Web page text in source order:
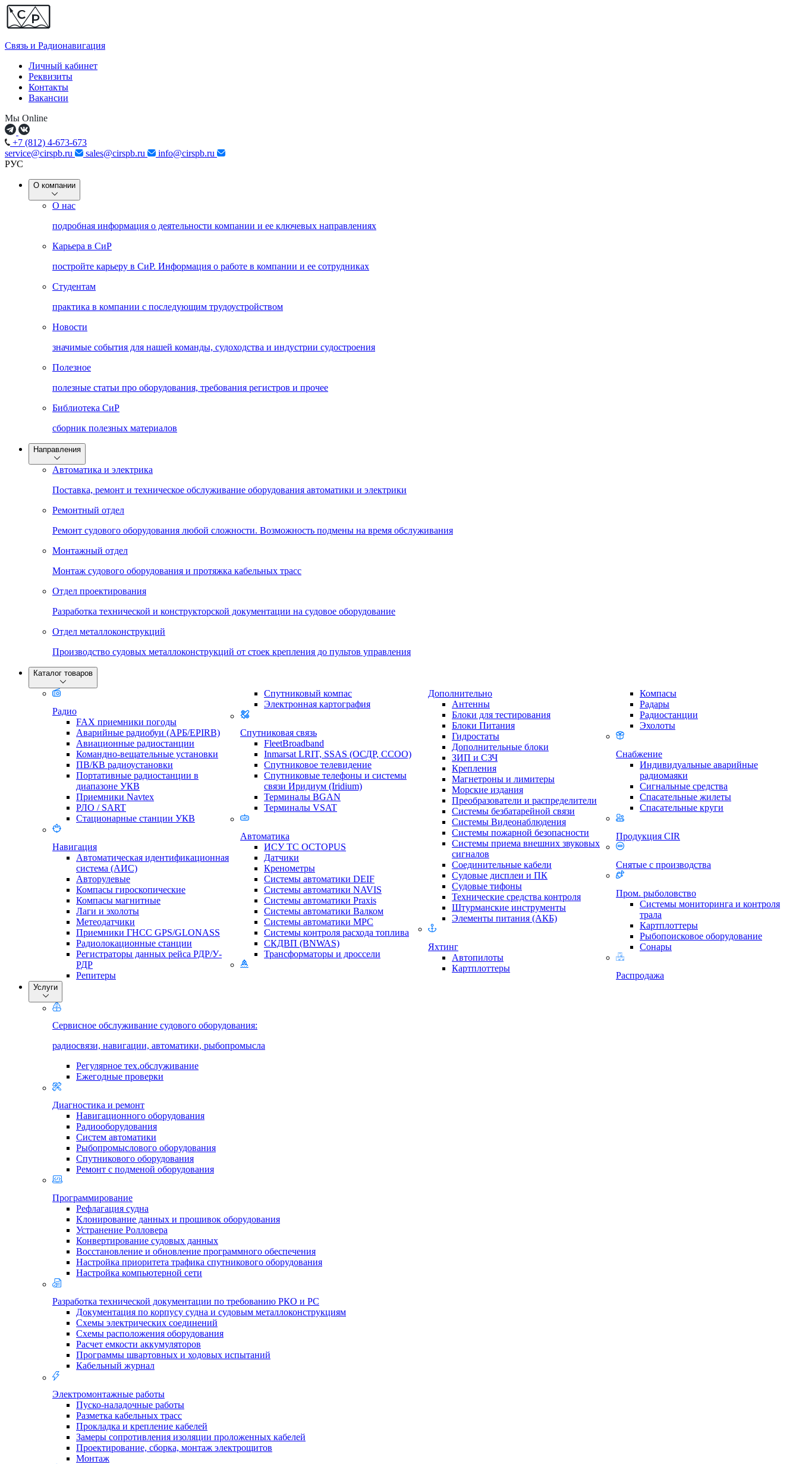
Связь и Радионавигация
Личный кабинет
Реквизиты
Контакты
Вакансии
Мы Online
+7 (812) 4-673-673
service@cirspb.ru
sales@cirspb.ru
info@cirspb.ru
РУС
О компании
О нас
подробная информация о деятельности компании и ее ключевых направлениях
Карьера в СиР
постройте карьеру в СиР. Информация о работе в компании и ее сотрудниках
Студентам
практика в компании с последующим трудоустройством
Новости
значимые события для нашей команды, судоходства и индустрии судостроения
Полезное
полезные статьи про оборудования, требования регистров и прочее
Библиотека СиР
cборник полезных материалов
Направления
Автоматика и электрика
Поставка, ремонт и техническое обслуживание оборудования автоматики и электрики
Ремонтный отдел
Ремонт судового оборудования любой сложности. Возможность подмены на время обслуживания
Монтажный отдел
Монтаж судового оборудования и протяжка кабельных трасс
Отдел проектирования
Разработка технической и конструкторской документации на судовое оборудование
Отдел металлоконструкций
Производство судовых металлоконструкций от стоек крепления до пультов управления
Каталог товаров
Радио
FAX приемники погоды
Аварийные радиобуи (АРБ/EPIRB)
Авиационные радиостанции
Командно-вещательные установки
ПВ/КВ радиоустановки
Портативные радиостанции в
диапазоне УКВ
Приемники Navtex
РЛО / SART
Стационарные станции УКВ
Навигация
Автоматическая идентификационная
система (АИС)
Авторулевые
Компасы гироскопические
Компасы магнитные
Лаги и эхолоты
Метеодатчики
Приемники ГНСС GPS/GLONASS
Радиолокационные станции
Регистраторы данных рейса РДР/У-
РДР
Репитеры
Спутниковый компас
Электронная картография
Спутниковая связь
FleetBroadband
Inmarsat LRIT, SSAS (ОСДР, ССОО)
Спутниковое телевидение
Спутниковые телефоны и системы
связи Иридиум (Iridium)
Терминалы BGAN
Терминалы VSAT
Автоматика
ИСУ ТС OCTOPUS
Датчики
Кренометры
Системы автоматики DEIF
Системы автоматики NAVIS
Системы автоматики Praxis
Системы автоматики Валком
Системы автоматики МРС
Системы контроля расхода топлива
СКДВП (BNWAS)
Трансформаторы и дроссели
Дополнительно
Антенны
Блоки для тестирования
Блоки Питания
Гидростаты
Дополнительные блоки
ЗИП и СЗЧ
Крепления
Магнетроны и лимитеры
Морские издания
Преобразователи и распределители
Системы безбатарейной связи
Системы Видеонаблюдения
Системы пожарной безопасности
Системы приема внешних звуковых
сигналов
Соединительные кабели
Судовые дисплеи и ПК
Судовые тифоны
Технические средства контроля
Штурманские инструменты
Элементы питания (АКБ)
Яхтинг
Автопилоты
Картплоттеры
Компасы
Радары
Радиостанции
Эхолоты
Снабжение
Индивидуальные аварийные
радиомаяки
Сигнальные средства
Спасательные жилеты
Спасательные круги
Продукция CIR
Снятые с производства
Пром. рыболовство
Cистемы мониторинга и контроля
трала
Картплоттеры
Рыбопоисковое оборудование
Сонары
Распродажа
Услуги
Сервисное обслуживание судового оборудования:
радиосвязи, навигации, автоматики, рыбопромысла
Регулярное тех.обслуживание
Ежегодные проверки
Диагностика и ремонт
Навигационного оборудования
Радиооборудования
Систем автоматики
Рыбопромыслового оборудования
Спутникового оборудования
Ремонт с подменой оборудования
Программирование
Рефлагация судна
Клонирование данных и прошивок оборудования
Устранение Ролловера
Конвертирование судовых данных
Восстановление и обновление программного обеспечения
Настройка приоритета трафика спутникового оборудования
Настройка компьютерной сети
Разработка технической документации по требованию РКО и РС
Документация по корпусу судна и судовым металлоконструкциям
Схемы электрических соединений
Схемы расположения оборудования
Расчет емкости аккумуляторов
Программы швартовных и ходовых испытаний
Кабельный журнал
Электромонтажные работы
Пуско-наладочные работы
Разметка кабельных трасс
Прокладка и крепление кабелей
Замеры сопротивления изоляции проложенных кабелей
Проектирование, сборка, монтаж электрощитов
Монтаж